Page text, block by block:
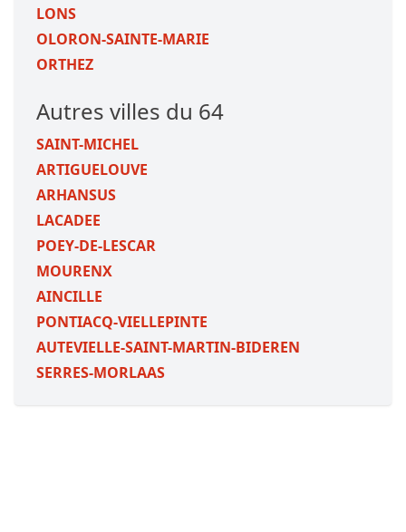
LONS
OLORON-SAINTE-MARIE
ORTHEZ
Autres villes du 64
SAINT-MICHEL
ARTIGUELOUVE
ARHANSUS
LACADEE
POEY-DE-LESCAR
MOURENX
AINCILLE
PONTIACQ-VIELLEPINTE
AUTEVIELLE-SAINT-MARTIN-BIDEREN
SERRES-MORLAAS